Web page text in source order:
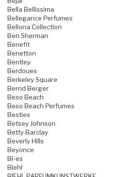
Bella Bellissima
Bellegance Perfumes
Bellona Collection
Ben Sherman
Benefit
Benetton
Bentley
Berdoues
Berkeley Square
Bernd Berger
Beso Beach
Beso Beach Perfumes
Besties
Betsey Johnson
Betty Barclay
Beverly Hills
Beyonce
Bi-es
Biehl